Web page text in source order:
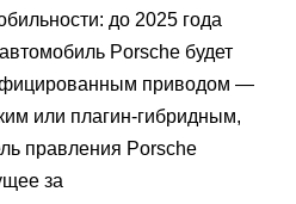
до 2025 года
Porsche будет
приводом —
или плагин-гибридным,
правления Porsche
за